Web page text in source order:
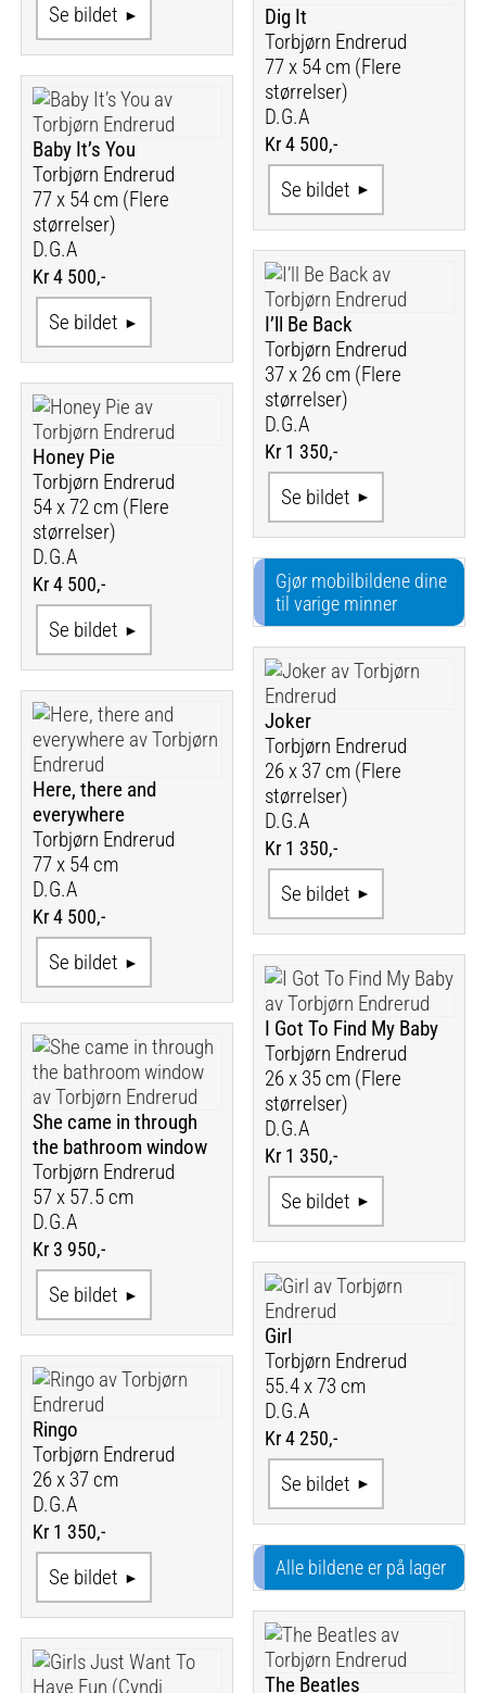
Se bildet
Dig It
Torbjørn Endrerud
77 x 54 cm (Flere
størrelser)
D.G.A
Kr 4 500,-
Se bildet
Baby It’s You
Torbjørn Endrerud
77 x 54 cm (Flere
størrelser)
D.G.A
Kr 4 500,-
Se bildet
I’ll Be Back
Torbjørn Endrerud
37 x 26 cm (Flere
størrelser)
D.G.A
Kr 1 350,-
Se bildet
Honey Pie
Torbjørn Endrerud
54 x 72 cm (Flere
størrelser)
D.G.A
Kr 4 500,-
Se bildet
Gjør mobilbildene dine
til varige minner
Joker
Torbjørn Endrerud
26 x 37 cm (Flere
størrelser)
D.G.A
Kr 1 350,-
Se bildet
Here, there and
everywhere
Torbjørn Endrerud
77 x 54 cm
D.G.A
Kr 4 500,-
Se bildet
I Got To Find My Baby
Torbjørn Endrerud
26 x 35 cm (Flere
størrelser)
D.G.A
Kr 1 350,-
Se bildet
She came in through
the bathroom window
Torbjørn Endrerud
57 x 57.5 cm
D.G.A
Kr 3 950,-
Se bildet
Girl
Torbjørn Endrerud
55.4 x 73 cm
D.G.A
Kr 4 250,-
Se bildet
Ringo
Torbjørn Endrerud
26 x 37 cm
D.G.A
Kr 1 350,-
Se bildet Alle bildene er på lager
The Beatles